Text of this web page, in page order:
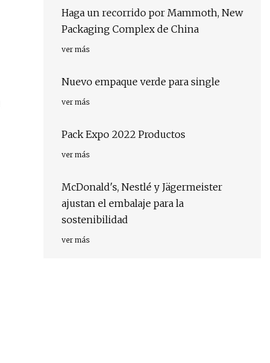
Haga un recorrido por Mammoth, New
Packaging Complex de China
ver más
Nuevo empaque verde para single
ver más
Pack Expo 2022 Productos
ver más
McDonald's, Nestlé y Jägermeister
ajustan el embalaje para la
sostenibilidad
ver más